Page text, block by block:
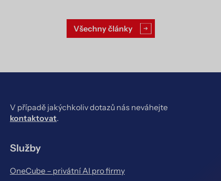
Všechny články
V případě jakýchkoliv dotazů nás neváhejte
kontaktovat.
Služby
OneCube – privátní AI pro firmy